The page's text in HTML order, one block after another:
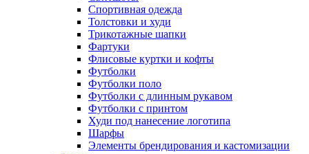
Спортивная одежда
Толстовки и худи
Трикотажные шапки
Фартуки
Флисовые куртки и кофты
Футболки
Футболки поло
Футболки с длинным рукавом
Футболки с принтом
Худи под нанесение логотипа
Шарфы
Элементы брендирования и кастомизации